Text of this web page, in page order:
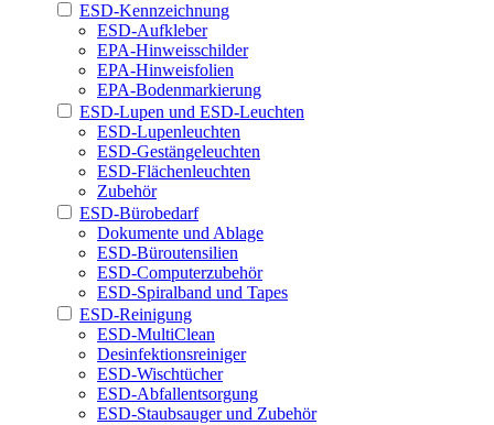
ESD-Kennzeichnung
ESD-Aufkleber
EPA-Hinweisschilder
EPA-Hinweisfolien
EPA-Bodenmarkierung
ESD-Lupen und ESD-Leuchten
ESD-Lupenleuchten
ESD-Gestängeleuchten
ESD-Flächenleuchten
Zubehör
ESD-Bürobedarf
Dokumente und Ablage
ESD-Büroutensilien
ESD-Computerzubehör
ESD-Spiralband und Tapes
ESD-Reinigung
ESD-MultiClean
Desinfektionsreiniger
ESD-Wischtücher
ESD-Abfallentsorgung
ESD-Staubsauger und Zubehör